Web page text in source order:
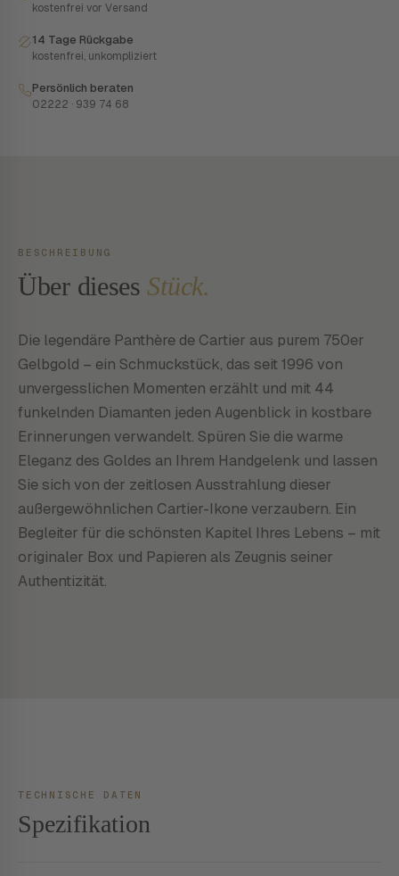
kostenfrei vor Versand
14 Tage Rückgabe
kostenfrei, unkompliziert
Persönlich beraten
02222 · 939 74 68
BESCHREIBUNG
Über dieses Stück.
Die legendäre Panthère de Cartier aus purem 750er
Gelbgold – ein Schmuckstück, das seit 1996 von
unvergesslichen Momenten erzählt und mit 44
funkelnden Diamanten jeden Augenblick in kostbare
Erinnerungen verwandelt. Spüren Sie die warme
Eleganz des Goldes an Ihrem Handgelenk und lassen
Sie sich von der zeitlosen Ausstrahlung dieser
außergewöhnlichen Cartier-Ikone verzaubern. Ein
Begleiter für die schönsten Kapitel Ihres Lebens – mit
originaler Box und Papieren als Zeugnis seiner
Authentizität.
TECHNISCHE DATEN
Spezifikation